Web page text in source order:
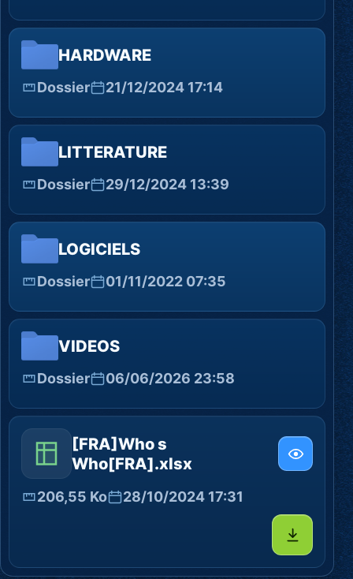
HARDWARE
Dossier 21/12/2024 17:14
LITTERATURE
Dossier 29/12/2024 13:39
LOGICIELS
Dossier 01/11/2022 07:35
VIDEOS
Dossier 06/06/2026 23:58
[FRA]Who s
Who[FRA].xlsx
206,55 Ko 28/10/2024 17:31